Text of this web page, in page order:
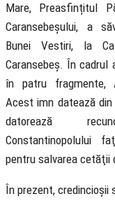
Mare, Preasfințitul
Caransebeșului, a
Bunei Vestiri, la
Caransebeș. În
în patru fragmente,
Acest imn datează
datorează
Constantinopolului
pentru salvarea cetăţii
În prezent, credincioșii